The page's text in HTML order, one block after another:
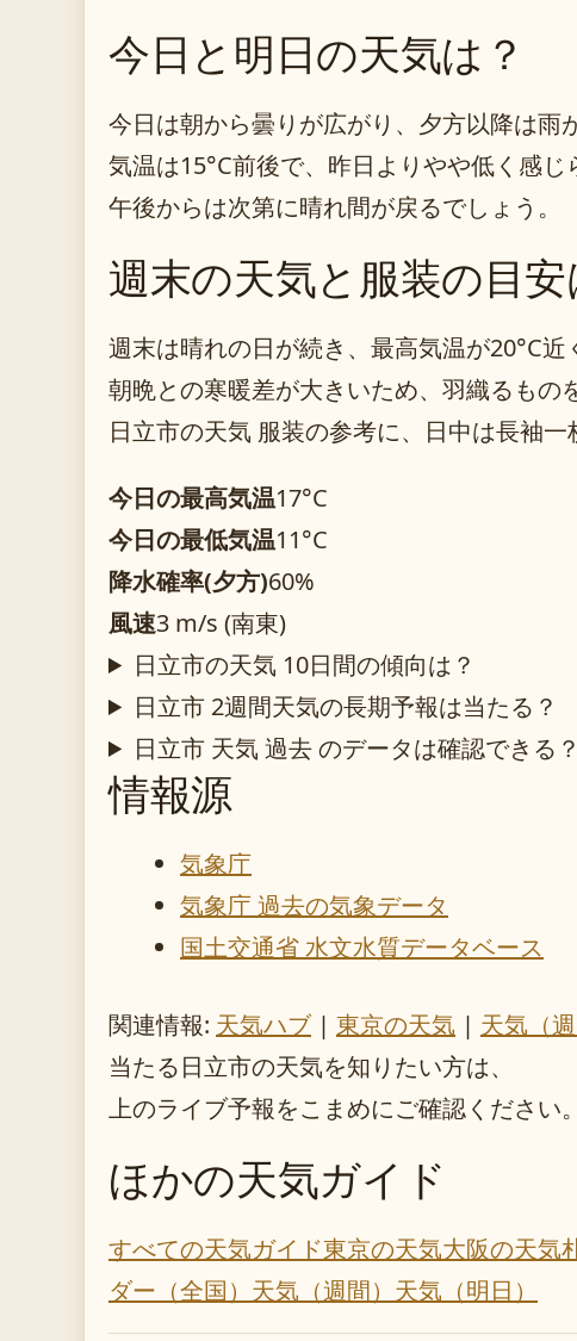
今日と明日の天気は？
今日は朝から曇りが広がり、夕方以降は雨
気温は15°C前後で、昨日よりやや低く感じ
午後からは次第に晴れ間が戻るでしょう。
週末の天気と服装の目安
週末は晴れの日が続き、最高気温が20°C近
朝晩との寒暖差が大きいため、羽織るもの
日立市の天気 服装の参考に、日中は長袖一
今日の最高気温17°C
今日の最低気温11°C
降水確率(夕方)60%
風速3 m/s (南東)
日立市の天気 10日間の傾向は？
日立市 2週間天気の長期予報は当たる？
日立市 天気 過去 のデータは確認できる？
情報源
気象庁
気象庁 過去の気象データ
国土交通省 水文水質データベース
関連情報: 天気ハブ| 東京の天気 | 天気（週
当たる日立市の天気を知りたい方は、
上のライブ予報をこまめにご確認ください。
ほかの天気ガイド
すべての天気ガイド東京の天気大阪の天気
ダー（全国） 天気（週間） 天気（明日）